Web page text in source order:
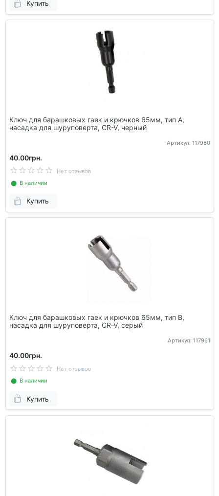
Купить
Ключ для барашковых гаек и крючков 65мм, тип А,
насадка для шуруповерта, CR-V, черный
Артикул: 117960
40.00грн.
Нет отзывов
⬤ В наличии
Купить
Ключ для барашковых гаек и крючков 65мм, тип В,
насадка для шуруповерта, CR-V, серый
Артикул: 117961
40.00грн.
Нет отзывов
⬤ В наличии
Купить